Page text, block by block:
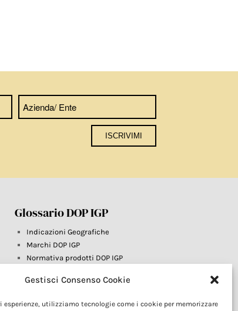
Gestisci Consenso Cookie
esperienze, utilizziamo tecnologie come i cookie per memorizzare
Glossario DOP IGP
Indicazioni Geografiche
Marchi DOP IGP
Normativa prodotti DOP IGP
Farm To Fork e prodotti DOP IGP
Riforma Sistema IG